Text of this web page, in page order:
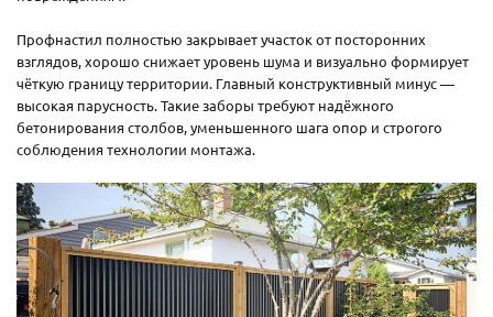
Профнастил полностью закрывает участок от посторонних
взглядов, хорошо снижает уровень шума и визуально формирует
чёткую границу территории. Главный конструктивный минус —
высокая парусность. Такие заборы требуют надёжного
бетонирования столбов, уменьшенного шага опор и строгого
соблюдения технологии монтажа.